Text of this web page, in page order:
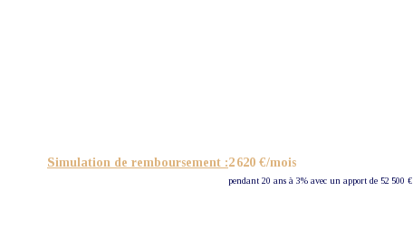
Simulation de remboursement :2 620 €/mois
pendant 20 ans à 3% avec un apport de 52 500 €